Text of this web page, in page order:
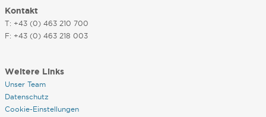
Kontakt
T: +43 (0) 463 210 700
F: +43 (0) 463 218 003
Weitere Links
Unser Team
Datenschutz
Cookie-Einstellungen